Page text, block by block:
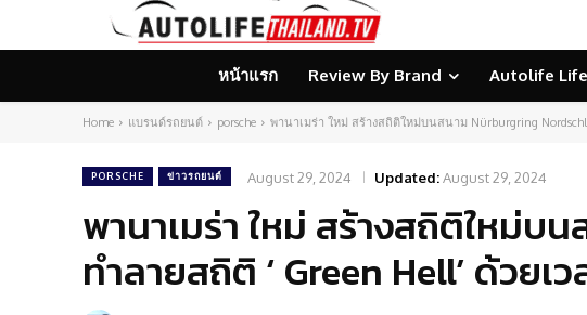
หน้าแรก Review By Brand Autolife
Home แบรนด์รถยนต์ porsche พานาเมร่า ใหม่ สร้างสถิติใหม่บนสนาม Nürburgring
PORSCHE ข่าวรถยนต์ August 29, 2024 Updated: August 29, 2024
พานาเมร่า ใหม่ สร้างสถิติใหม่
ทำลายสถิติ ‘ Green Hell’ ด้วยเ